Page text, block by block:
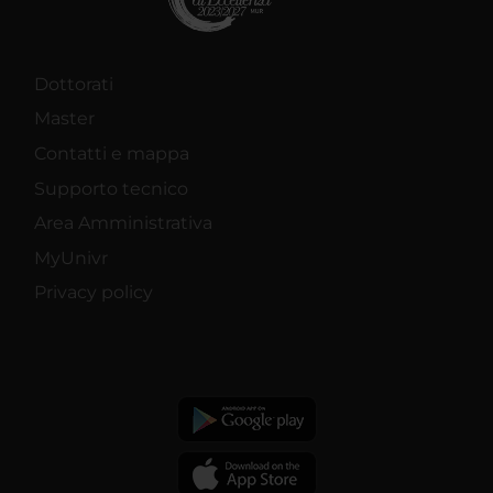
Dottorati
Master
Contatti e mappa
Supporto tecnico
Area Amministrativa
MyUnivr
Privacy policy